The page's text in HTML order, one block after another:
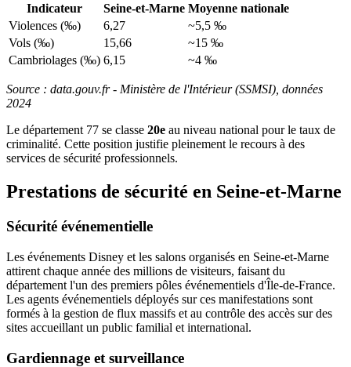
Indicateur Seine-et-Marne Moyenne nationale
Violences (‰)
6,27
~5,5 ‰
Vols (‰)
15,66
~15 ‰
Cambriolages (‰) 6,15 ~4 ‰
Source : data.gouv.fr - Ministère de l'Intérieur (SSMSI), données
2024
Le département 77 se classe 20e au niveau national pour le taux de
criminalité. Cette position justifie pleinement le recours à des
services de sécurité professionnels.
Prestations de sécurité en Seine-et-Marne
Sécurité événementielle
Les événements Disney et les salons organisés en Seine-et-Marne
attirent chaque année des millions de visiteurs, faisant du
département l'un des premiers pôles événementiels d'Île-de-France.
Les agents événementiels déployés sur ces manifestations sont
formés à la gestion de flux massifs et au contrôle des accès sur des
sites accueillant un public familial et international.
Gardiennage et surveillance